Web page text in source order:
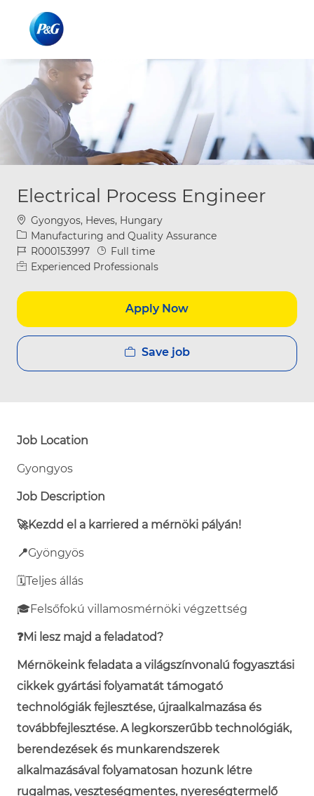
Electrical Process Engineer
Location
Gyongyos, Heves, Hungary
Category
Manufacturing and Quality Assurance
Job IdR000153997 Job Type
Full time
Experienced Professionals
Apply Now
Save job
Job Location
Gyongyos
Job Description
🚀Kezdd el a karriered a mérnöki pályán!
📍Gyöngyös
🗓️Teljes állás
🎓Felsőfokú villamosmérnöki végzettség
❓Mi lesz majd a feladatod?
Mérnökeink feladata a világszínvonalú fogyasztási
cikkek gyártási folyamatát támogató
technológiák fejlesztése, újraalkalmazása és
továbbfejlesztése. A legkorszerűbb technológiák,
berendezések és munkarendszerek
alkalmazásával folyamatosan hozunk létre
rugalmas, veszteségmentes, nyereségtermelő